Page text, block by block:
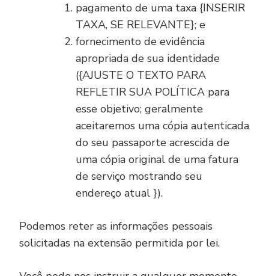
pagamento de uma taxa {INSERIR
TAXA, SE RELEVANTE}; e
fornecimento de evidência
apropriada de sua identidade
({AJUSTE O TEXTO PARA
REFLETIR SUA POLÍTICA para
esse objetivo; geralmente
aceitaremos uma cópia autenticada
do seu passaporte acrescida de
uma cópia original de uma fatura
de serviço mostrando seu
endereço atual }).
Podemos reter as informações pessoais
solicitadas na extensão permitida por lei.